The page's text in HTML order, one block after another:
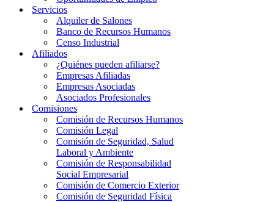
Servicios
Alquiler de Salones
Banco de Recursos Humanos
Censo Industrial
Afiliados
¿Quiénes pueden afiliarse?
Empresas Afiliadas
Empresas Asociadas
Asociados Profesionales
Comisiones
Comisión de Recursos Humanos
Comisión Legal
Comisión de Seguridad, Salud
Laboral y Ambiente
Comisión de Responsabilidad
Social Empresarial
Comisión de Comercio Exterior
Comisión de Seguridad Física